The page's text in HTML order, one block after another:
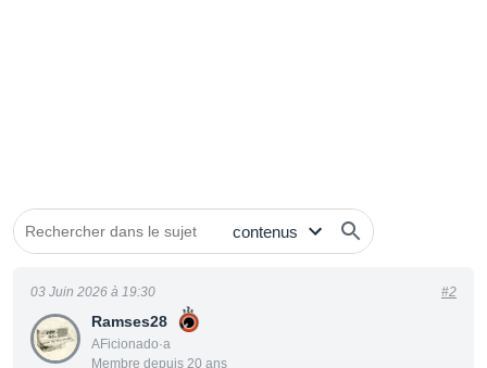
Ramses28
AFicionado·a
Membre depuis 20 ans
03 Juin 2026 à 19:30 #2